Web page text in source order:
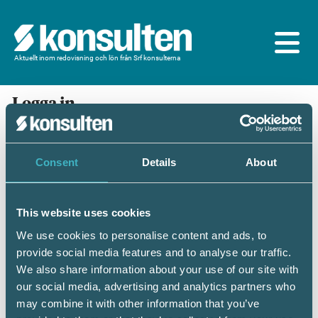
Consent Details About
This website uses cookies
We use cookies to personalise content and ads, to
provide social media features and to analyse our traffic.
We also share information about your use of our site with
our social media, advertising and analytics partners who
may combine it with other information that you’ve
Aktuellt inom redovisning och lön från Srf konsulterna
Logga in
En prenumeration ingår för dig som är
medlem/ansluten till Srf konsulterna. Du loggar in
med BankID eller samma lösenord som du har på
Mobilt BankID
Personnummer(ÅÅÅÅMMDDNNNN)